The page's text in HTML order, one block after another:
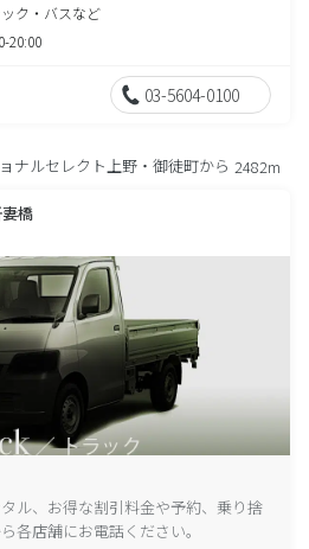
ック・バスなど
20:00
03-5604-0100
ナルセレクト上野・御徒町から 2482m
橋
ル、お得な割引料金や予約、乗り捨
各店舗にお電話ください。